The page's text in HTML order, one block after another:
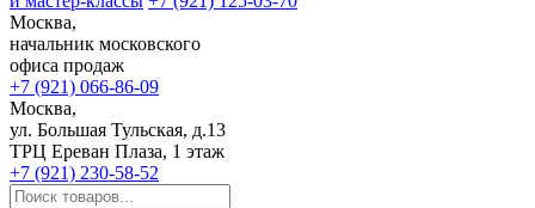
Москва,
начальник московского
офиса продаж
+7 (921) 066-86-09
Москва,
ул. Большая Тульская, д.13
ТРЦ Ереван Плаза, 1 этаж
+7 (921) 230-58-52